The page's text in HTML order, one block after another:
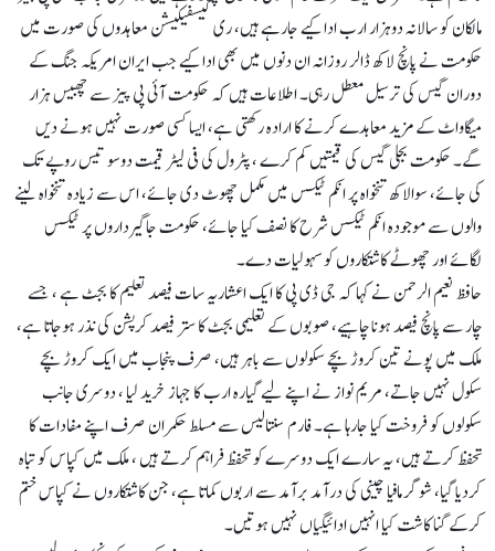
مالکان کو سالانہ دوہزار ارب ادا کیے جارہے ہیں، ری گیسفیکیشن معاہدوں کی صورت میں
حکومت نے پانچ لاکھ ڈالر روزانہ ان دنوں میں بھی ادا کیے جب ایران امریکہ جنگ کے
دوران گیس کی ترسیل معطل رہی۔ اطلاعات ہیں کہ حکومت آئی پی پیز سے چھبیس ہزار
میگاواٹ کے مزید معاہدے کرنے کا ارادہ رکھتی ہے، ایسا کسی صورت نہیں ہونے دیں
گے۔ حکومت بجلی گیس کی قیمتیں کم کرے ، پٹرول کی فی لیٹر قیمت دوسو تیس روپے تک
کی جائے، سوالاکھ تنخواہ پر انکم ٹیکس میں مکمل چھوٹ دی جائے، اس سے زیادہ تنخواہ لینے
والوں سے موجودہ انکم ٹیکس شرح کا نصف کیا جائے، حکومت جاگیرداروں پر ٹیکس
لگائے اور چھوٹے کاشتکاروں کو سہولیات دے۔
حافظ نعیم الرحمن نے کہا کہ جی ڈی پی کا ایک اعشاریہ سات فیصد تعلیم کا بجٹ ہے ، جسے
چار سے پانچ فیصد ہونا چاہیے، صوبوں کے تعلیمی بجٹ کا ستر فیصد کرپشن کی نذر ہوجاتا ہے،
ملک میں پونے تین کروڑ بچے سکولوں سے باہر ہیں، صرف پنجاب میں ایک کروڑ بچے
سکول نہیں جاتے، مریم نواز نے اپنے لیے گیارہ ارب کا جہاز خرید لیا ، دوسری جانب
سکولوں کو فروخت کیا جارہا ہے۔ فارم سنتالیس سے مسلط حکمران صرف اپنے مفادات کا
تحفظ کرتے ہیں، یہ سارے ایک دوسرے کو تحفظ فراہم کرتے ہیں ، ملک میں کپاس کو تباہ
کردیا گیا، شوگر مافیا چینی کی درآمد برآمد سے اربوں کماتا ہے، جن کاشتکاروں نے کپاس ختم
کرکے گنا کاشت کیا انہیں ادائیگیاں نہیں ہوتیں۔